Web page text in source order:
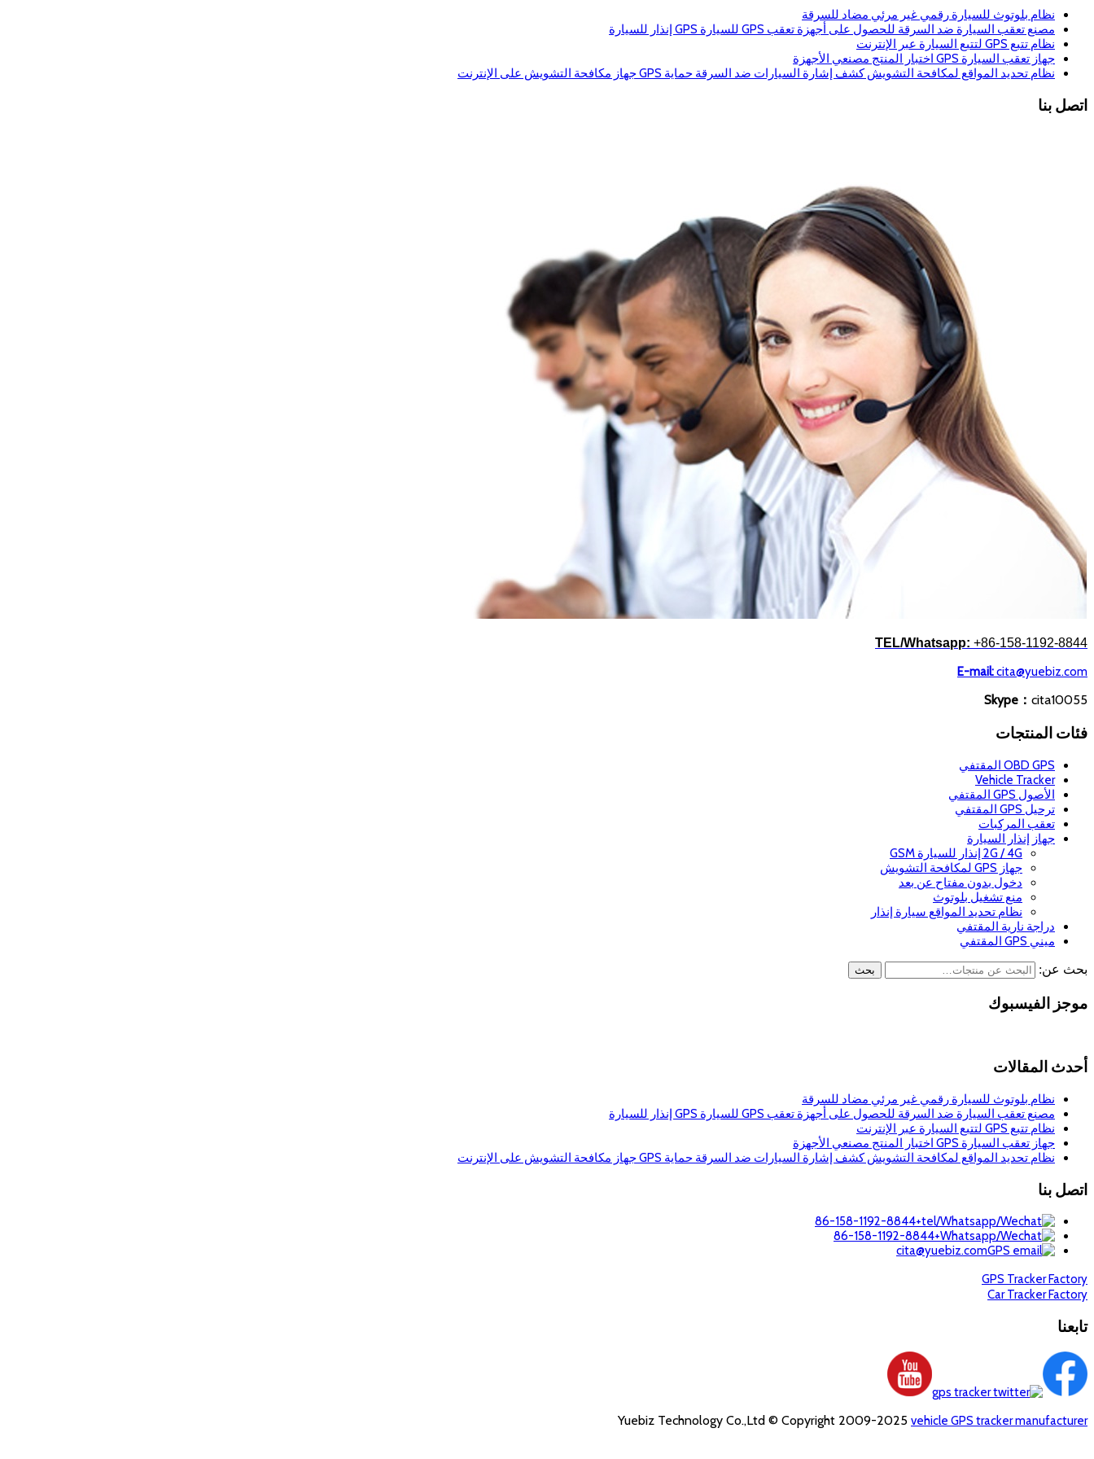
نظام بلوتوث للسيارة رقمي غير مرئي مضاد للسرقة
مصنع تعقب السيارة ضد السرقة للحصول على أجهزة تعقب GPS للسيارة GPS إنذار للسيارة
نظام تتبع GPS لتتبع السيارة عبر الإنترنت
جهاز تعقب السيارة GPS اختبار المنتج مصنعي الأجهزة
نظام تحديد المواقع لمكافحة التشويش كشف إشارة السيارات ضد السرقة حماية GPS جهاز مكافحة التشويش على الإنترنت
اتصل بنا
TEL/Whatsapp: +86-158-1192-8844
E-mail:cita@yuebiz.com
Skype： cita10055
فئات المنتجات
OBD GPS المقتفي
Vehicle Tracker
الأصول GPS المقتفي
ترحيل GPS المقتفي
تعقب المركبات
جهاز إنذار السيارة
2G / 4G إنذار للسيارة GSM
جهاز GPS لمكافحة التشويش
دخول بدون مفتاح عن بعد
منع تشغيل بلوتوث
نظام تحديد المواقع سيارة إنذار
دراجة نارية المقتفي
ميني GPS المقتفي
بحث عن: بحث
موجز الفيسبوك
أحدث المقالات
نظام بلوتوث للسيارة رقمي غير مرئي مضاد للسرقة
مصنع تعقب السيارة ضد السرقة للحصول على أجهزة تعقب GPS للسيارة GPS إنذار للسيارة
نظام تتبع GPS لتتبع السيارة عبر الإنترنت
جهاز تعقب السيارة GPS اختبار المنتج مصنعي الأجهزة
نظام تحديد المواقع لمكافحة التشويش كشف إشارة السيارات ضد السرقة حماية GPS جهاز مكافحة التشويش على الإنترنت
اتصل بنا
+86-158-1192-8844
+86-158-1192-8844
cita@yuebiz.com
GPS Tracker Factory
Car Tracker Factory
تابعنا
Yuebiz Technology Co.,Ltd © Copyright 2009-2025 vehicle GPS tracker manufacturer